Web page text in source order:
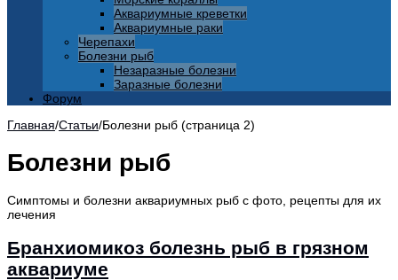
Аквариумные креветки
Аквариумные раки
Черепахи
Болезни рыб
Незаразные болезни
Заразные болезни
Форум
Главная/Статьи/Болезни рыб (страница 2)
Болезни рыб
Симптомы и болезни аквариумных рыб с фото, рецепты для их
лечения
Бранхиомикоз болезнь рыб в грязном
аквариуме